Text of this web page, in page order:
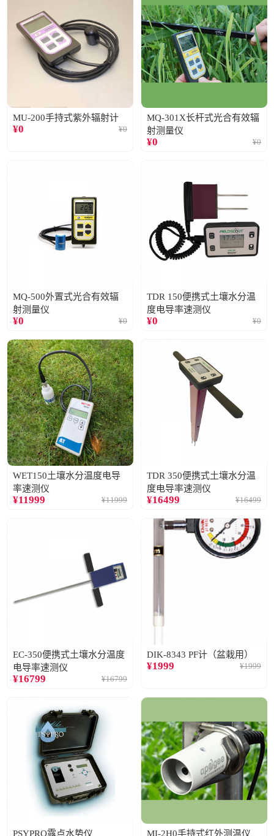
MU-200手持式紫外辐射计
¥0 ¥0
MQ-301X长杆式光合有效辐
射测量仪
¥0 ¥0
MQ-500外置式光合有效辐
射测量仪
¥0 ¥0
TDR 150便携式土壤水分温
度电导率速测仪
¥0 ¥0
WET150土壤水分温度电导
率速测仪
¥11999 ¥11999
TDR 350便携式土壤水分温
度电导率速测仪
¥16499 ¥16499
EC-350便携式土壤水分温度
电导率速测仪
¥16799 ¥16799
DIK-8343 PF计（盆栽用）
¥1999 ¥1999
PSYPRO露点水势仪 MI-2H0手持式红外测温仪